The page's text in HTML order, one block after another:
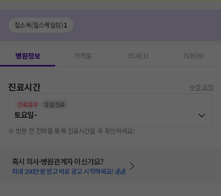
질소독(질스케일링)1
병원정보 가격표 의사(1) 리뷰(6)
진료시간 수정 요청
진료휴무 휴일진료
토요일-
※ 방문 전 전화를 통해 진료시간을 꼭 확인하세요!
혹시 의사·병원관계자 이신가요?
최대 200만원 받고 바로 광고 시작하세요! 💰💰